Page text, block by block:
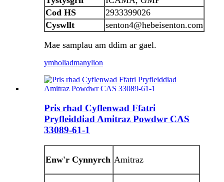
Cod HS
2933399026
Cyswllt
senton4@hebeisenton.com
Mae samplau am ddim ar gael.
ymholiadmanylion
Pris rhad Cyflenwad Ffatri
Pryfleiddiad Amitraz Powdwr CAS
33089-61-1
Enw'r Cynnyrch Amitraz